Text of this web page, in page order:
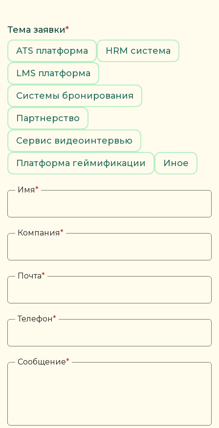
Тема заявки*
ATS платформа
HRM система
LMS платформа
Системы бронирования
Партнерство
Сервис видеоинтервью
Платформа геймификации Иное
Имя*
Компания*
Почта*
Телефон*
Сообщение*